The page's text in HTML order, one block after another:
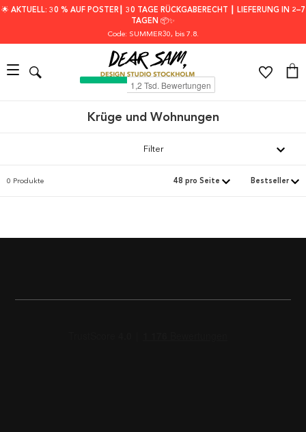
🌟 AKTUELL: 30 % AUF POSTER┃ 30 TAGE RÜCKGABERECHT ┃ LIEFERUNG IN 2–7
TAGEN 📦✨
Code: SUMMER30, bis 7.8.
Krüge und Wohnungen
Filter
0 Produkte